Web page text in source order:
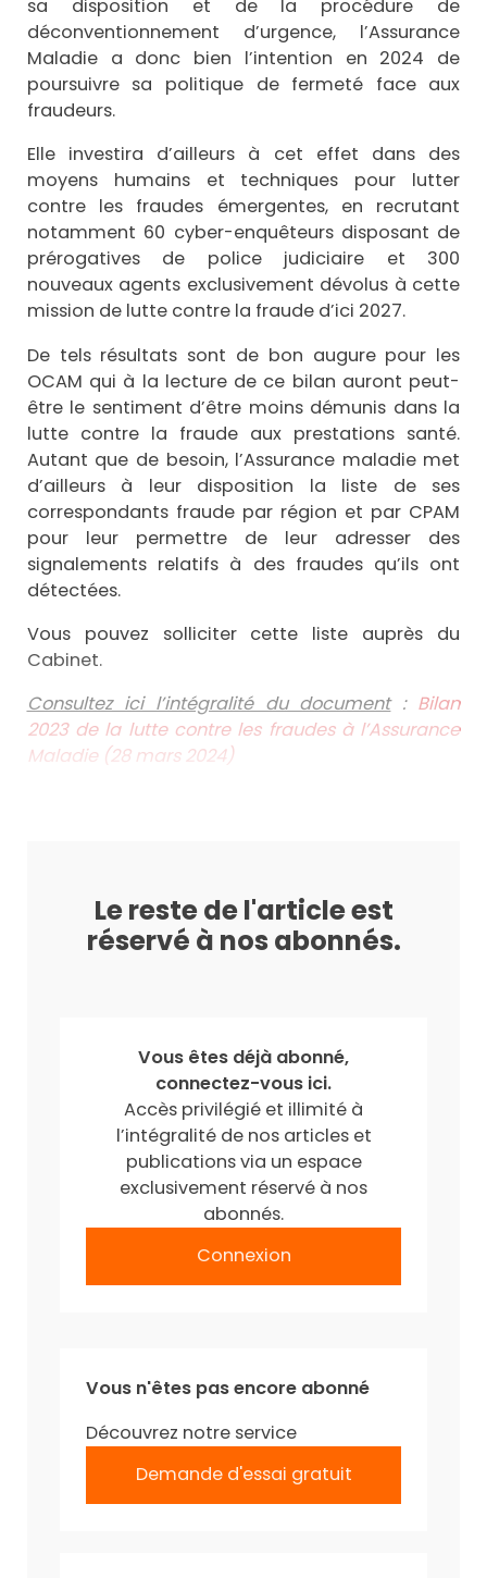
sa disposition et de la procédure de
déconventionnement d’urgence, l’Assurance
Maladie a donc bien l’intention en 2024 de
poursuivre sa politique de fermeté face aux
fraudeurs.
Elle investira d’ailleurs à cet effet dans des
moyens humains et techniques pour lutter
contre les fraudes émergentes, en recrutant
notamment 60 cyber-enquêteurs disposant de
prérogatives de police judiciaire et 300
nouveaux agents exclusivement dévolus à cette
mission de lutte contre la fraude d’ici 2027.
De tels résultats sont de bon augure pour les
OCAM qui à la lecture de ce bilan auront peut-
être le sentiment d’être moins démunis dans la
lutte contre la fraude aux prestations santé.
Autant que de besoin, l’Assurance maladie met
d’ailleurs à leur disposition la liste de ses
correspondants fraude par région et par CPAM
pour leur permettre de leur adresser des
signalements relatifs à des fraudes qu’ils ont
détectées.
Vous pouvez solliciter cette liste auprès du
Cabinet.
Consultez ici l’intégralité du document: Bilan
2023 de la lutte contre les fraudes à l’Assurance
Maladie (28 mars 2024)
Le reste de l'article est
réservé à nos abonnés.
Vous êtes déjà abonné,
connectez-vous ici.
Accès privilégié et illimité à
l’intégralité de nos articles et
publications via un espace
exclusivement réservé à nos
abonnés.
Connexion
Vous n'êtes pas encore abonné
Découvrez notre service
Demande d'essai gratuit